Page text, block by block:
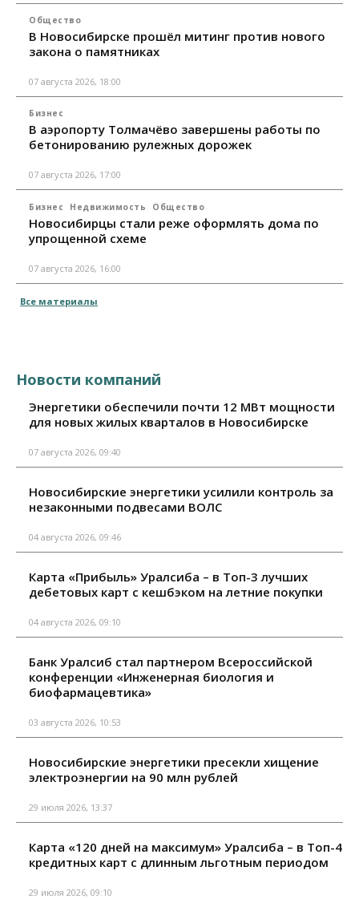
Общество
В Новосибирске прошёл митинг против нового
закона о памятниках
07 августа 2026, 18:00
Бизнес
В аэропорту Толмачёво завершены работы по
бетонированию рулежных дорожек
07 августа 2026, 17:00
Бизнес Недвижимость Общество
Новосибирцы стали реже оформлять дома по
упрощенной схеме
07 августа 2026, 16:00
Все материалы
Новости компаний
Энергетики обеспечили почти 12 МВт мощности
для новых жилых кварталов в Новосибирске
07 августа 2026, 09:40
Новосибирские энергетики усилили контроль за
незаконными подвесами ВОЛС
04 августа 2026, 09:46
Карта «Прибыль» Уралсиба – в Топ-3 лучших
дебетовых карт с кешбэком на летние покупки
04 августа 2026, 09:10
Банк Уралсиб стал партнером Всероссийской
конференции «Инженерная биология и
биофармацевтика»
03 августа 2026, 10:53
Новосибирские энергетики пресекли хищение
электроэнергии на 90 млн рублей
29 июля 2026, 13:37
Карта «120 дней на максимум» Уралсиба – в Топ-4
кредитных карт с длинным льготным периодом
29 июля 2026, 09:10